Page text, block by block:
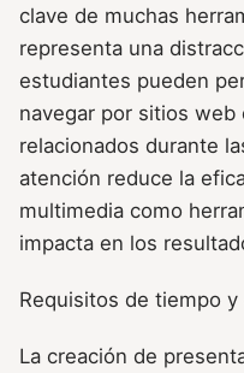
clave de muchas
representa una
estudiantes pueden
navegar por sitios web
relacionados durante
atención reduce la
multimedia como
impacta en los
Requisitos de tiempo
La creación de